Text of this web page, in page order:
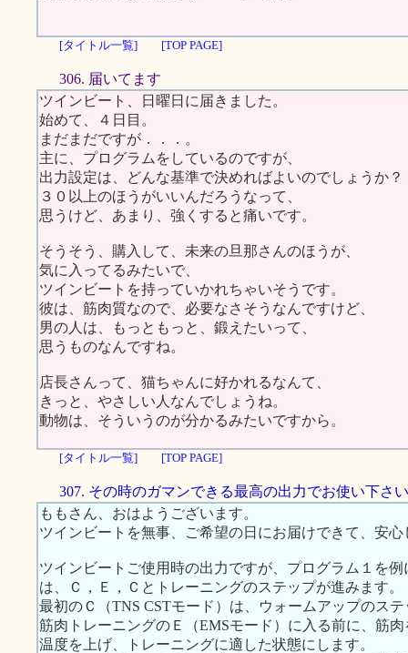
[タイトル一覧] [TOP PAGE]
306. 届いてます
ツインビート、日曜日に届きました。
始めて、４日目。
まだまだですが．．．。
主に、プログラムをしているのですが、
出力設定は、どんな基準で決めればよいのでしょうか？
３０以上のほうがいいんだろうなって、
思うけど、あまり、強くすると痛いです。
そうそう、購入して、未来の旦那さんのほうが、
気に入ってるみたいで、
ツインビートを持っていかれちゃいそうです。
彼は、筋肉質なので、必要なさそうなんですけど、
男の人は、もっともっと、鍛えたいって、
思うものなんですね。
店長さんって、猫ちゃんに好かれるなんて、
きっと、やさしい人なんでしょうね。
動物は、そういうのが分かるみたいですから。
[タイトル一覧] [TOP PAGE]
307. その時のガマンできる最高の出力でお使い下さい
ももさん、おはようございます。
ツインビートを無事、ご希望の日にお届けできて、安心
ツインビートご使用時の出力ですが、プログラム１を
は、Ｃ，Ｅ，Ｃとトレーニングのステップが進みます。
最初のＣ（TNS CSTモード）は、ウォームアップのス
筋肉トレーニングのＥ（EMSモード）に入る前に、筋
温度を上げ、トレーニングに適した状態にします。